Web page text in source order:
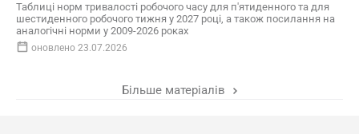
Таблиці норм тривалості робочого часу для п'ятиденного та для
шестиденного робочого тижня у 2027 році, а також посилання на
аналогічні норми у 2009-2026 роках
оновлено 23.07.2026
Більше матеріалів